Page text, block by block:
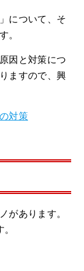
について、そ
。
因と対策につ
ますので、興
対策
があります。